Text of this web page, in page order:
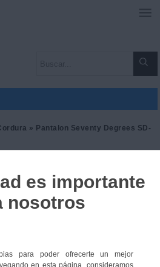
» Pantalon Seventy Degrees SD-
Pantalon Seventy Degrees
SD-PT1
Ref. 8434639005341